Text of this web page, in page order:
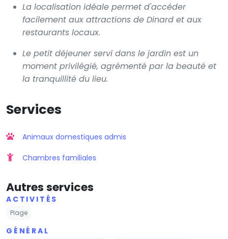
La localisation idéale permet d'accéder
facilement aux attractions de Dinard et aux
restaurants locaux.
Le petit déjeuner servi dans le jardin est un
moment privilégié, agrémenté par la beauté et
la tranquillité du lieu.
Services
Animaux domestiques admis
Chambres familiales
Autres services
ACTIVITÉS
Plage
GÉNÉRAL